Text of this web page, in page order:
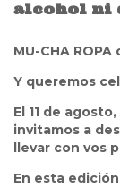
alcohol ni
MU-CHA
Y queremos
El 11 de
invitamos a
llevar con vos
En esta